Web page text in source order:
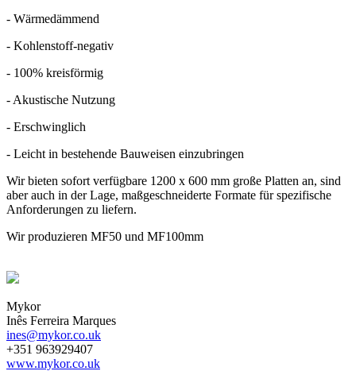
- Wärmedämmend
- Kohlenstoff-negativ
- 100% kreisförmig
- Akustische Nutzung
- Erschwinglich
- Leicht in bestehende Bauweisen einzubringen
Wir bieten sofort verfügbare 1200 x 600 mm große Platten an, sind
aber auch in der Lage, maßgeschneiderte Formate für spezifische
Anforderungen zu liefern.
Wir produzieren MF50 und MF100mm
Mykor
Inês Ferreira Marques
ines@mykor.co.uk
+351 963929407
www.mykor.co.uk